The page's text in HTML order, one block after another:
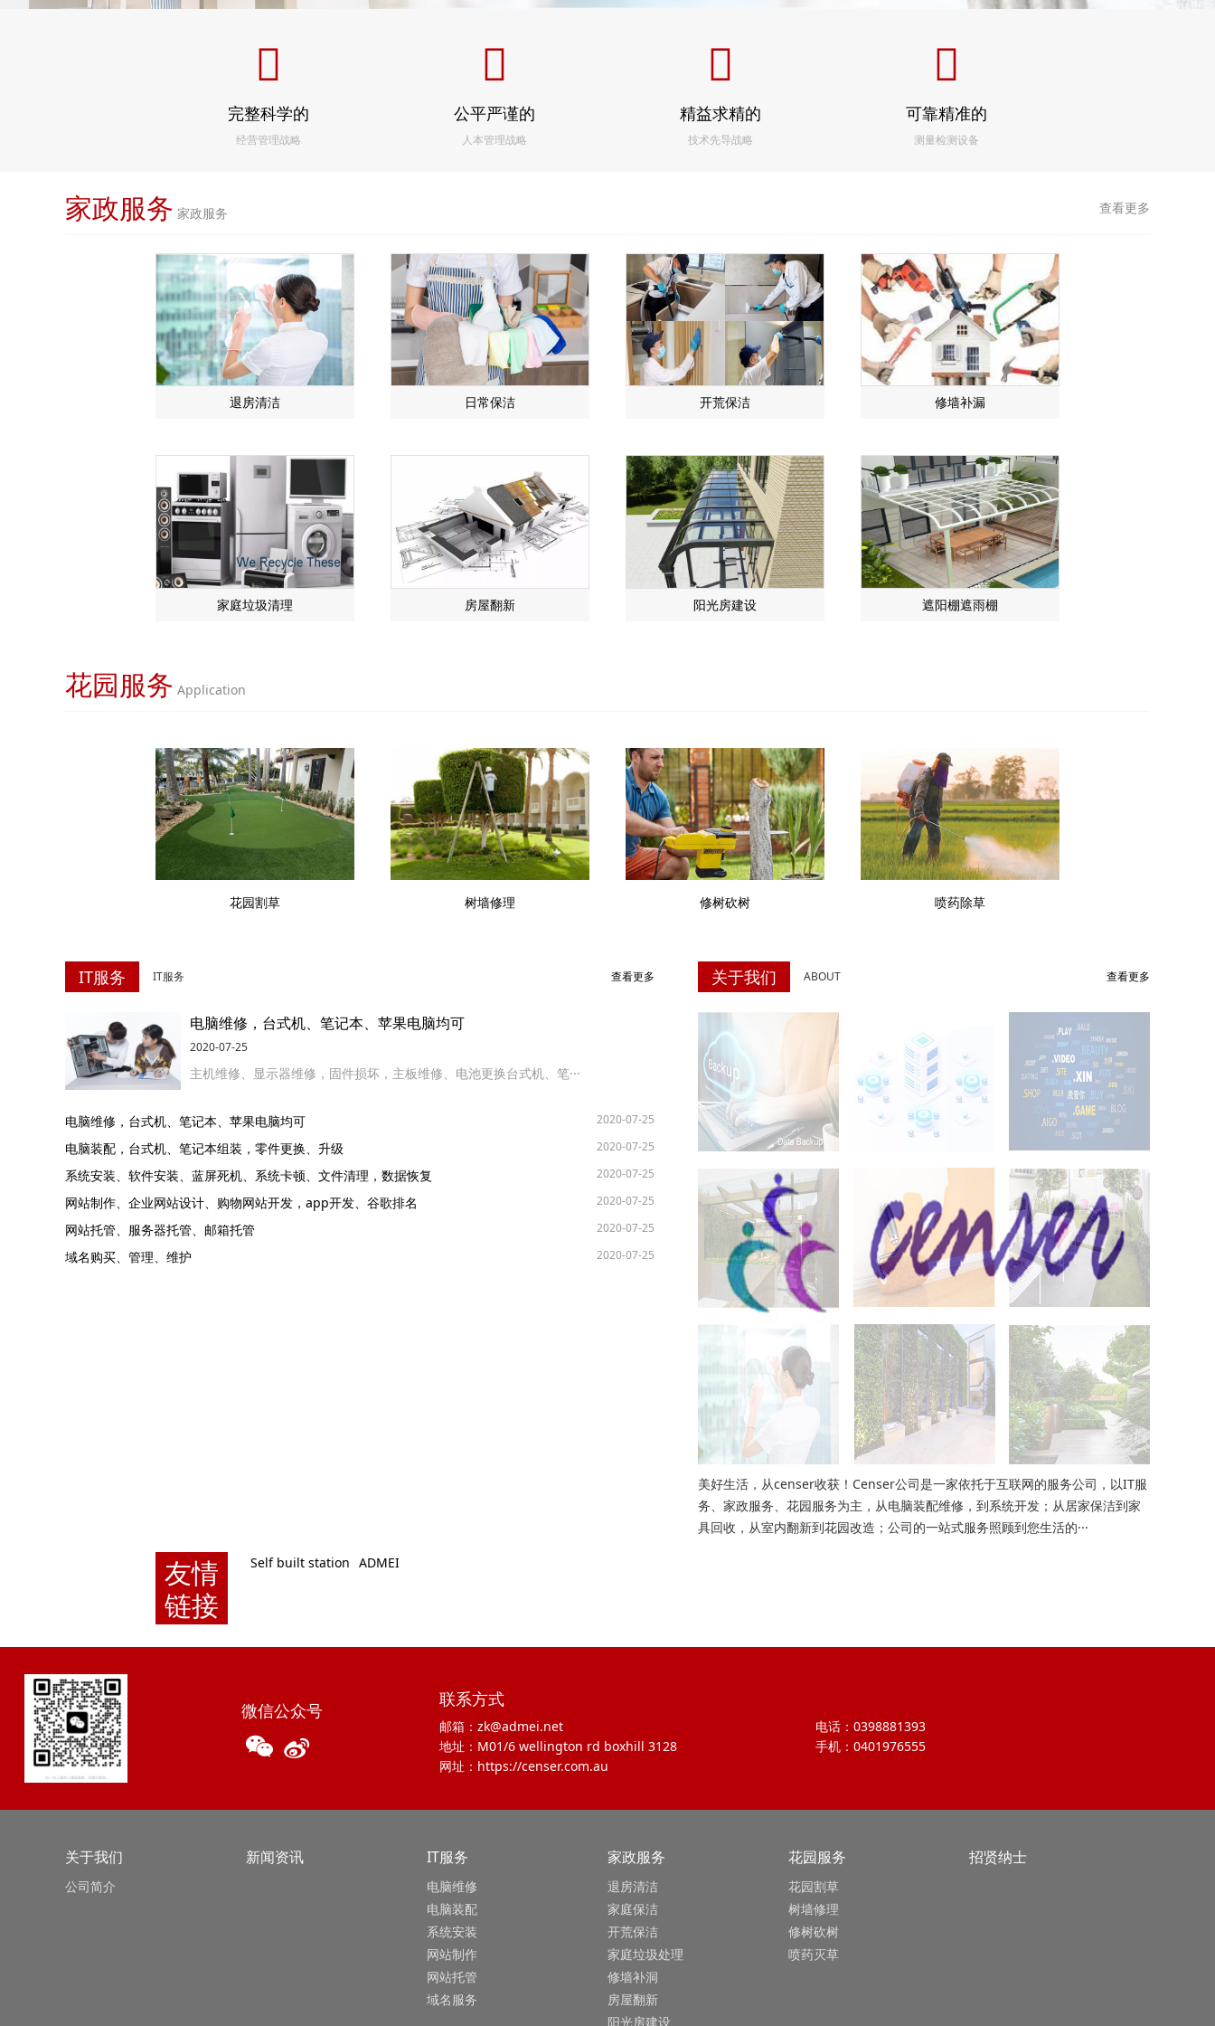
完整科学的
经营管理战略
公平严谨的
人本管理战略
精益求精的
技术先导战略
可靠精准的
测量检测设备
家政服务 家政服务 查看更多
退房清洁 日常保洁 开荒保洁 ​修墙补漏
家庭垃圾清理 房屋翻新 阳光房建设 遮阳棚遮雨棚
花园服务 Application
花园割草 树墙修理 修树砍树 喷药除草
IT服务 IT服务 查看更多
电脑维修，台式机、笔记本、苹果电脑均可
2020-07-25
主机维修、显示器维修，固件损坏，主板维修、电池更换台式机、笔···
2020-07-25
电脑维修，台式机、笔记本、苹果电脑均可
2020-07-25
电脑装配，台式机、笔记本组装，零件更换、升级
2020-07-25
系统安装、软件安装、蓝屏死机、系统卡顿、文件清理，数据恢复
2020-07-25
网站制作、企业网站设计、购物网站开发，app开发、谷歌排名
2020-07-25
网站托管、服务器托管、邮箱托管
2020-07-25
域名购买、管理、维护
关于我们 ABOUT 查看更多
美好生活，从censer收获！Censer公司是一家依托于互联网的服务公司，以IT服
务、家政服务、花园服务为主，从电脑装配维修，到系统开发；从居家保洁到家
具回收，从室内翻新到花园改造；公司的一站式服务照顾到您生活的···
友情
链接
Self built station ADMEI
微信公众号
联系方式
邮箱：zk@admei.net
电话：0398881393
地址：M01/6 wellington rd boxhill 3128
手机：0401976555
网址：https://censer.com.au
关于我们
公司简介
新闻资讯 IT服务
电脑维修
电脑装配
系统安装
网站制作
网站托管
域名服务
家政服务
退房清洁
家庭保洁
开荒保洁
家庭垃圾处理
修墙补洞
房屋翻新
阳光房建设
花园服务
花园割草
树墙修理
修树砍树
喷药灭草
招贤纳士